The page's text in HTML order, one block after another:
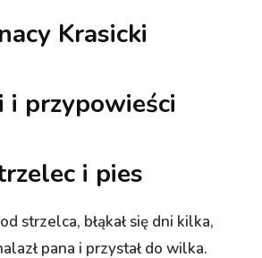
Krasicki
i przypowieści
i pies
strzelca, błąkał się dni kilka,
pana i przystał do wilka.